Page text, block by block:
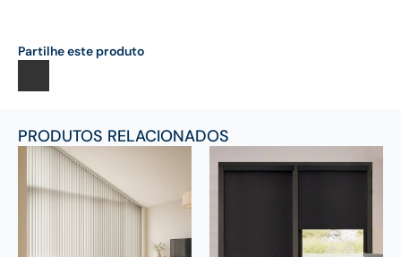
Partilhe este produto
PRODUTOS RELACIONADOS